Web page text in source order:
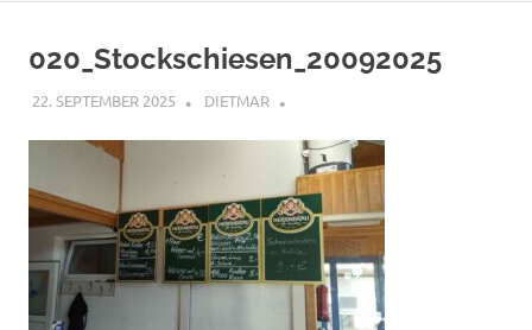
springen
020_Stockschiesen_20092025
22. SEPTEMBER 2025 DIETMAR